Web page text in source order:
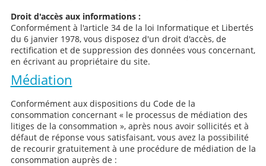
Droit d'accès aux informations :
Conformément à l'article 34 de la loi Informatique et Libertés
du 6 janvier 1978, vous disposez d'un droit d'accès, de
rectification et de suppression des données vous concernant,
en écrivant au propriétaire du site.
Médiation
Conformément aux dispositions du Code de la
consommation concernant « le processus de médiation des
litiges de la consommation », après nous avoir sollicités et à
défaut de réponse vous satisfaisant, vous avez la possibilité
de recourir gratuitement à une procédure de médiation de la
consommation auprès de :